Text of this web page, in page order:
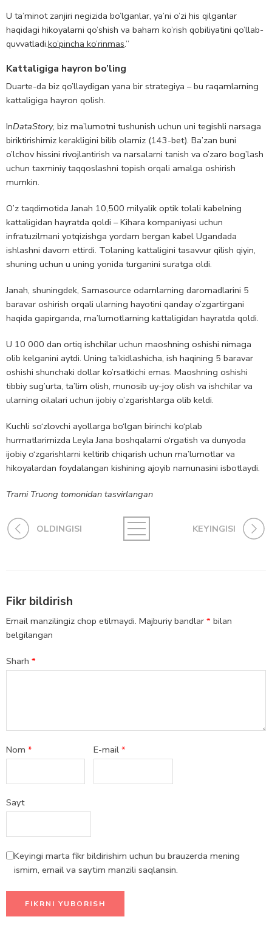
U ta’minot zanjiri negizida bo’lganlar, ya’ni o’zi his qilganlar
haqidagi hikoyalarni qo’shish va baham ko’rish qobiliyatini qo’llab-
quvvatladi.ko’pincha ko’rinmas.”
Kattaligiga hayron bo’ling
Duarte-da biz qo’llaydigan yana bir strategiya – bu raqamlarning
kattaligiga hayron qolish.
InDataStory, biz ma’lumotni tushunish uchun uni tegishli narsaga
biriktirishimiz kerakligini bilib olamiz (143-bet). Ba’zan buni
o’lchov hissini rivojlantirish va narsalarni tanish va o’zaro bog’lash
uchun taxminiy taqqoslashni topish orqali amalga oshirish
mumkin.
O’z taqdimotida Janah 10,500 milyalik optik tolali kabelning
kattaligidan hayratda qoldi – Kihara kompaniyasi uchun
infratuzilmani yotqizishga yordam bergan kabel Ugandada
ishlashni davom ettirdi. Tolaning kattaligini tasavvur qilish qiyin,
shuning uchun u uning yonida turganini suratga oldi.
Janah, shuningdek, Samasource odamlarning daromadlarini 5
baravar oshirish orqali ularning hayotini qanday o’zgartirgani
haqida gapirganda, ma’lumotlarning kattaligidan hayratda qoldi.
U 10 000 dan ortiq ishchilar uchun maoshning oshishi nimaga
olib kelganini aytdi. Uning ta’kidlashicha, ish haqining 5 baravar
oshishi shunchaki dollar ko’rsatkichi emas. Maoshning oshishi
tibbiy sug’urta, ta’lim olish, munosib uy-joy olish va ishchilar va
ularning oilalari uchun ijobiy o’zgarishlarga olib keldi.
Kuchli so‘zlovchi ayollarga bo‘lgan birinchi ko‘plab
hurmatlarimizda Leyla Jana boshqalarni o‘rgatish va dunyoda
ijobiy o‘zgarishlarni keltirib chiqarish uchun ma’lumotlar va
hikoyalardan foydalangan kishining ajoyib namunasini isbotlaydi.
Trami Truong tomonidan tasvirlangan
OLDINGISI KEYINGISI
Fikr bildirish
Email manzilingiz chop etilmaydi. Majburiy bandlar * bilan
belgilangan
Sharh *
Nom * E-mail*
Sayt
Keyingi marta fikr bildirishim uchun bu brauzerda mening
ismim, email va saytim manzili saqlansin.